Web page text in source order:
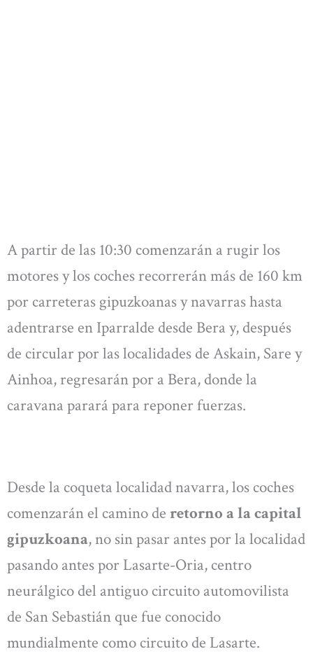
A partir de las 10:30 comenzarán a rugir los
motores y los coches recorrerán más de 160 km
por carreteras gipuzkoanas y navarras hasta
adentrarse en Iparralde desde Bera y, después
de circular por las localidades de Askain, Sare y
Ainhoa, regresarán por a Bera, donde la
caravana parará para reponer fuerzas.
Desde la coqueta localidad navarra, los coches
comenzarán el camino de retorno a la capital
gipuzkoana, no sin pasar antes por la localidad
pasando antes por Lasarte-Oria, centro
neurálgico del antiguo circuito automovilista
de San Sebastián que fue conocido
mundialmente como circuito de Lasarte.